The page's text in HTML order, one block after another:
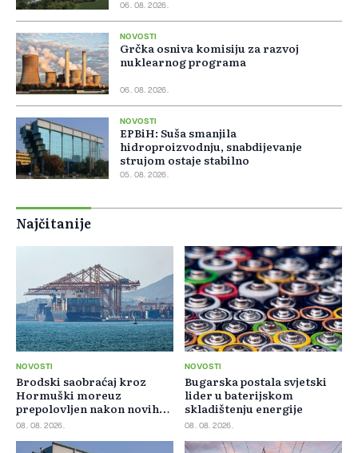
06. 08. 2026.
NOVOSTI
Grčka osniva komisiju za razvoj
nuklearnog programa
06. 08. 2026.
NOVOSTI
EPBiH: Suša smanjila
hidroproizvodnju, snabdijevanje
strujom ostaje stabilno
05. 08. 2026.
Najčitanije
NOVOSTI
Brodski saobraćaj kroz
Hormuški moreuz
prepolovljen nakon novih
blokada
08. 08. 2026.
NOVOSTI
Bugarska postala svjetski
lider u baterijskom
skladištenju energije
08. 08. 2026.